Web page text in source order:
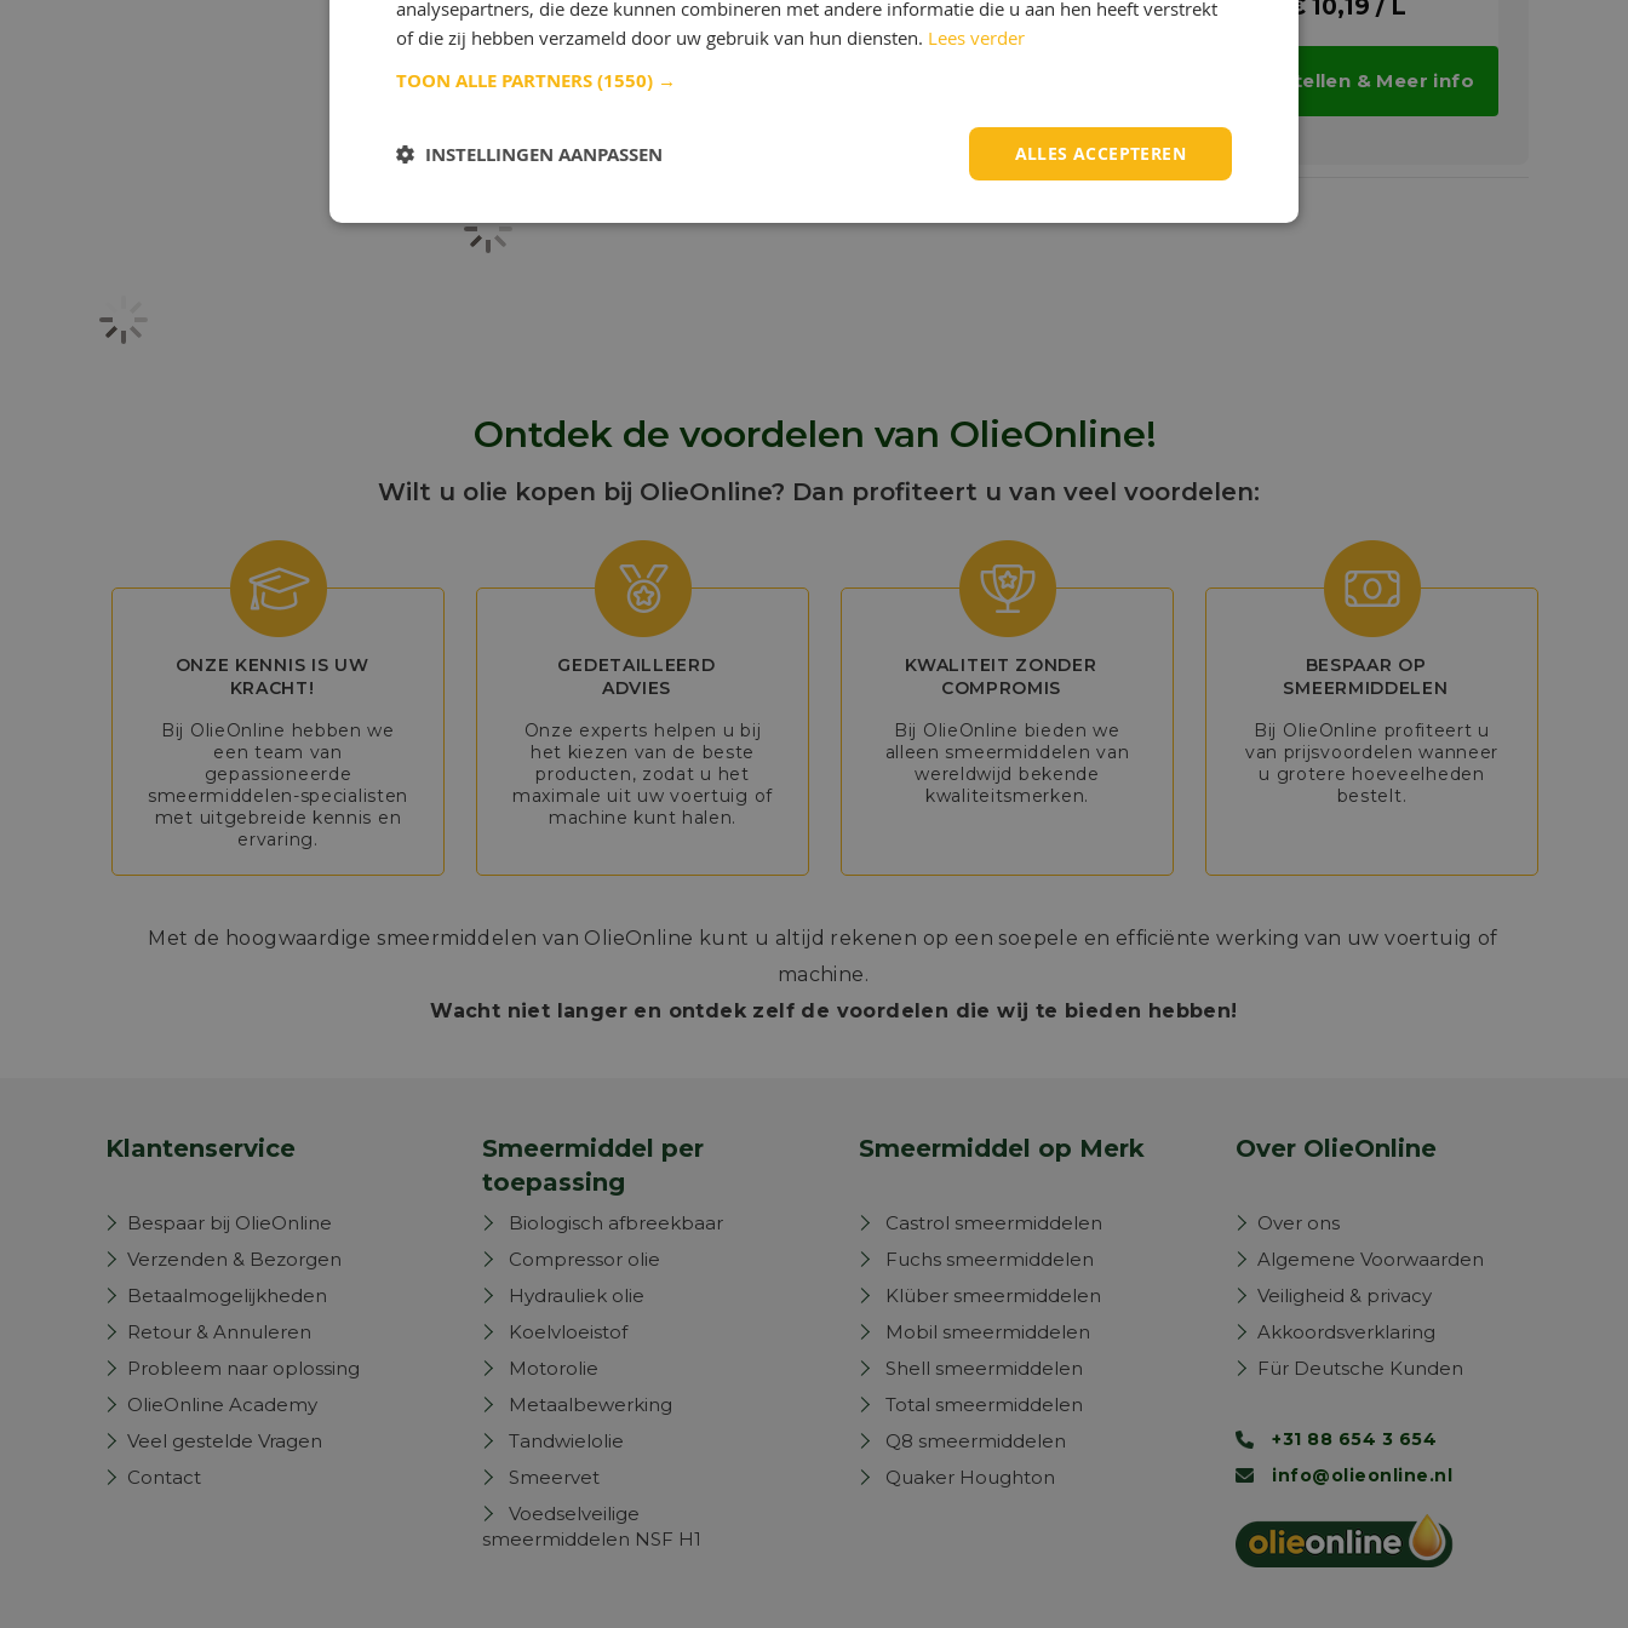
die: gebruikt voor dieptrek- en
€ 10,19 / L
Bestellen & Meer info
Ontdek de voordelen van OlieOnline!
Wilt u olie kopen bij OlieOnline? Dan profiteert u van veel voordelen:
ONZE KENNIS IS UW
KRACHT!
Bij OlieOnline hebben we
een team van
gepassioneerde
smeermiddelen-specialisten
met uitgebreide kennis en
ervaring.
GEDETAILLEERD
ADVIES
Onze experts helpen u bij
het kiezen van de beste
producten, zodat u het
maximale uit uw voertuig of
machine kunt halen.
KWALITEIT ZONDER
COMPROMIS
Bij OlieOnline bieden we
alleen smeermiddelen van
wereldwijd bekende
kwaliteitsmerken.
BESPAAR OP
SMEERMIDDELEN
Bij OlieOnline profiteert u
van prijsvoordelen wanneer
u grotere hoeveelheden
bestelt.
Met de hoogwaardige smeermiddelen van OlieOnline kunt u altijd rekenen op een soepele en efficiënte werking van uw voertuig of
machine.
Wacht niet langer en ontdek zelf de voordelen die wij te bieden hebben!
Klantenservice
Bespaar bij OlieOnline
Verzenden & Bezorgen
Betaalmogelijkheden
Retour & Annuleren
Probleem naar oplossing
OlieOnline Academy
Veel gestelde Vragen
Contact
Smeermiddel per
toepassing
Biologisch afbreekbaar
Compressor olie
Hydrauliek olie
Koelvloeistof
Motorolie
Metaalbewerking
Tandwielolie
Smeervet
Voedselveilige
smeermiddelen NSF H1
Smeermiddel op Merk
Castrol smeermiddelen
Fuchs smeermiddelen
Klüber smeermiddelen
Mobil smeermiddelen
Shell smeermiddelen
Total smeermiddelen
Q8 smeermiddelen
Quaker Houghton
Over OlieOnline
Over ons
Algemene Voorwaarden
Veiligheid & privacy
Akkoordsverklaring
Für Deutsche Kunden
+31 88 654 3 654
info@olieonline.nl
analysepartners, die deze kunnen combineren met andere informatie die u aan hen heeft verstrekt
of die zij hebben verzameld door uw gebruik van hun diensten. Lees verder
TOON ALLE PARTNERS(1550) →
ALLES ACCEPTEREN
INSTELLINGEN AANPASSEN